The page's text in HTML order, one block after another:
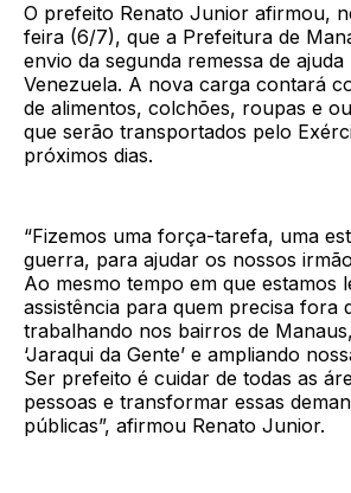
O prefeito Renato Junior afirmou,
feira (6/7), que a Prefeitura de
envio da segunda remessa de
Venezuela. A nova carga contará
de alimentos, colchões, roupas e
que serão transportados pelo
próximos dias.
“Fizemos uma força-tarefa, uma
guerra, para ajudar os nossos
Ao mesmo tempo em que estamos
assistência para quem precisa fora
trabalhando nos bairros de
‘Jaraqui da Gente’ e ampliando
Ser prefeito é cuidar de todas as
pessoas e transformar essas
públicas”, afirmou Renato Junior.